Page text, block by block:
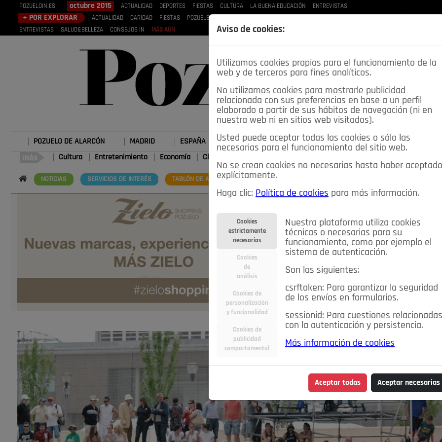
POZUELOIN.ES octubre 2015 ACTUALIDAD DEPORTES FIESTAS CULTURA LA BUENA EDUCACIÓN ENTREVISTAS
+ POR EXPLORAR ACTUALIDAD CARIDAD FIESTAS POZUELEROS
ENTREVISTAS
SALUD&BELLEZA CONSEJOS IN MÁS AÚN
POZUELO DE ALARCÓN MADRID ESPAÑA DEPORTES OPINIÓN IN SALUD 🔴 EN DIRECTO
Cultura Entretenimiento Economía Ciencia&Tecnología
NOTICIAS SERVICIOS DE INTERÉS TABLÓN DE ANUNCIOS MIS ANUNCIOS
Aviso de cookies:
Utilizamos cookies propias para el funcionamiento de la
web y de terceros para fines analíticos.
No utilizamos cookies para mostrarle publicidad
relacionada con sus preferencias en base a un perfil
elaborado a partir de sus hábitos de navegación (ni en
nuestra web ni en sitios web visitados).
Usted puede aceptar todas las cookies o sólo las
necesarias para el funcionamiento del sitio web.
No se crean cookies no necesarias hasta haber aceptado
explícitamente.
Haga clic: Política de cookies para más información.
Cookies
estrictamente
necesarias
Cookies
de
análisis
Cookies de
personalización
y funcionalidad
Cookies de
publicidad
comportamental
Nuestra plataforma utiliza cookies
técnicas o necesarias para su
funcionamiento, como por ejemplo el
sistema de autenticación.
Son las siguientes:
csrftoken: Para garantizar la seguridad
de los envíos en formularios.
sessionid: Para cuestiones relacionadas
con la autenticación y persistencia.
Más información de cookies
Aceptar todas Aceptar necesarias